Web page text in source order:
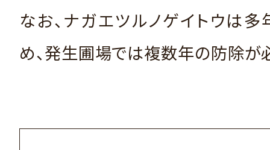
なお、ナガエツルノゲイトウは
め、発生圃場では複数年の防除が